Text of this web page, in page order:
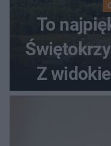
To
Z
szczyt